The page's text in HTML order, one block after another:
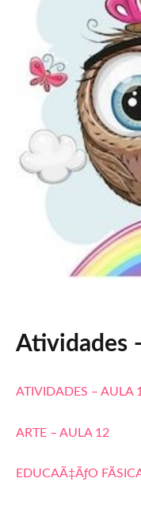
Atividades
ATIVIDADES – AULA
ARTE – AULA 12
EDUCAÃ‡ÃƒO